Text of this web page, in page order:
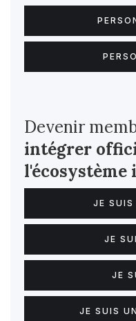
Devenir
intégrer
l'écosystème
JE SUIS
JE
JE
JE SUIS